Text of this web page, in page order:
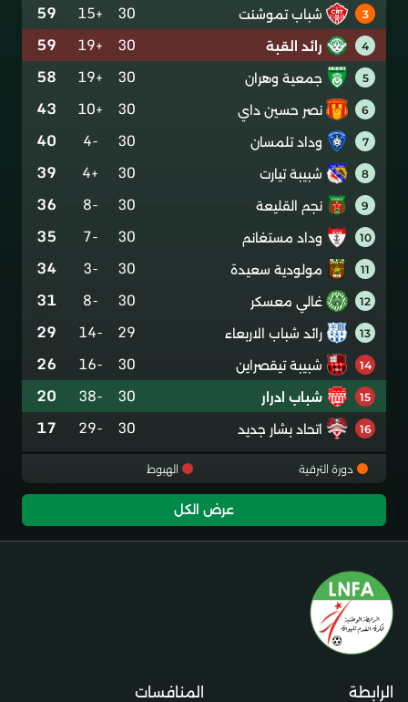
3 شباب تموشنت 30
+15
59
4 رائد القبة 30
+19
59
5 جمعية وهران 30
+19
58
6 نصر حسين داي 30
+10
43
7 وداد تلمسان 30
-4
40
8 شبيبة تيارت 30
+4
39
9 نجم القليعة 30
-8
36
10 وداد مستغانم 30
-7
35
11 مولودية سعيدة 30
-3
34
12 غالي معسكر 30
-8
31
13 رائد شباب الاربعاء 29
-14
29
14 شبيبة تيقصراين 30
-16
26
15 شباب ادرار 30
-38
20
16 اتحاد بشار جديد 30
-29
17
دورة الترقية الهبوط
عرض الكل
الرابطة المنافسات